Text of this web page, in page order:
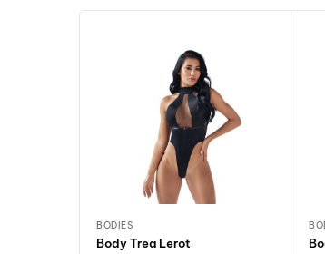
BODIES
Body Trea Lerot